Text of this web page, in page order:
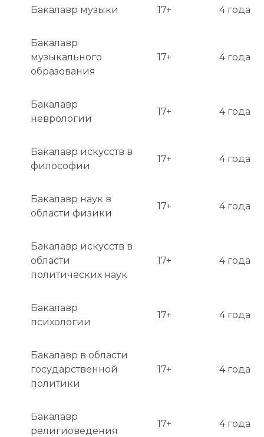
Бакалавр музыки 17+ 4 года
Бакалавр
музыкального
образования
17+ 4 года
Бакалавр
неврологии
17+ 4 года
Бакалавр искусств в
философии
17+ 4 года
Бакалавр наук в
области физики
17+ 4 года
Бакалавр искусств в
области
политических наук
17+ 4 года
Бакалавр
психологии
17+ 4 года
Бакалавр в области
государственной
политики
17+ 4 года
Бакалавр
религиоведения
17+ 4 года